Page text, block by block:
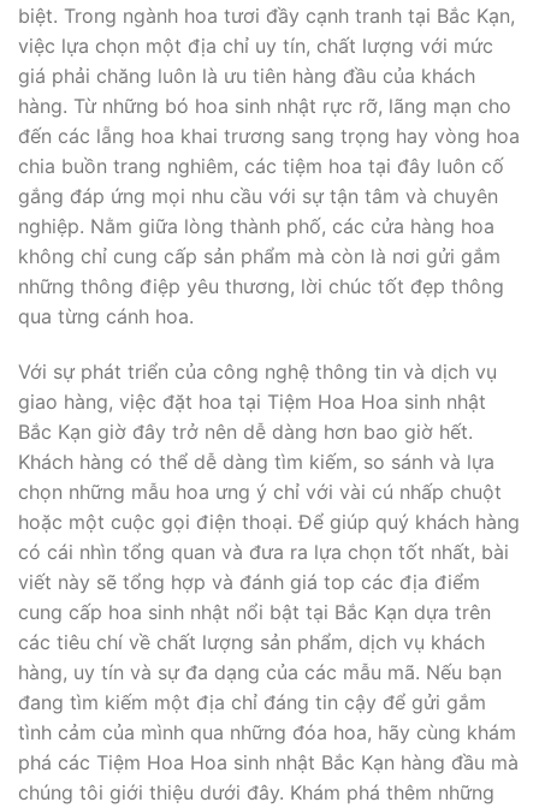
biệt. Trong ngành hoa tươi đầy cạnh tranh tại Bắc Kạn,
việc lựa chọn một địa chỉ uy tín, chất lượng với mức
giá phải chăng luôn là ưu tiên hàng đầu của khách
hàng. Từ những bó hoa sinh nhật rực rỡ, lãng mạn cho
đến các lẵng hoa khai trương sang trọng hay vòng hoa
chia buồn trang nghiêm, các tiệm hoa tại đây luôn cố
gắng đáp ứng mọi nhu cầu với sự tận tâm và chuyên
nghiệp. Nằm giữa lòng thành phố, các cửa hàng hoa
không chỉ cung cấp sản phẩm mà còn là nơi gửi gắm
những thông điệp yêu thương, lời chúc tốt đẹp thông
qua từng cánh hoa.
Với sự phát triển của công nghệ thông tin và dịch vụ
giao hàng, việc đặt hoa tại Tiệm Hoa Hoa sinh nhật
Bắc Kạn giờ đây trở nên dễ dàng hơn bao giờ hết.
Khách hàng có thể dễ dàng tìm kiếm, so sánh và lựa
chọn những mẫu hoa ưng ý chỉ với vài cú nhấp chuột
hoặc một cuộc gọi điện thoại. Để giúp quý khách hàng
có cái nhìn tổng quan và đưa ra lựa chọn tốt nhất, bài
viết này sẽ tổng hợp và đánh giá top các địa điểm
cung cấp hoa sinh nhật nổi bật tại Bắc Kạn dựa trên
các tiêu chí về chất lượng sản phẩm, dịch vụ khách
hàng, uy tín và sự đa dạng của các mẫu mã. Nếu bạn
đang tìm kiếm một địa chỉ đáng tin cậy để gửi gắm
tình cảm của mình qua những đóa hoa, hãy cùng khám
phá các Tiệm Hoa Hoa sinh nhật Bắc Kạn hàng đầu mà
chúng tôi giới thiệu dưới đây. Khám phá thêm những